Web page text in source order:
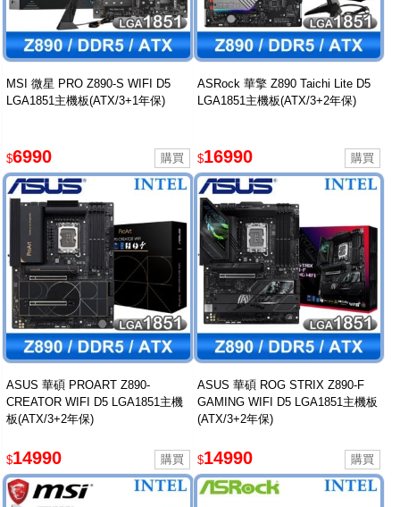
MSI 微星 PRO Z890-S WIFI D5
LGA1851主機板(ATX/3+1年保)
$6990
ASRock 華擎 Z890 Taichi Lite D5
LGA1851主機板(ATX/3+2年保)
$16990
ASUS 華碩 PROART Z890-
CREATOR WIFI D5 LGA1851主機
板(ATX/3+2年保)
$14990
ASUS 華碩 ROG STRIX Z890-F
GAMING WIFI D5 LGA1851主機板
(ATX/3+2年保)
$14990